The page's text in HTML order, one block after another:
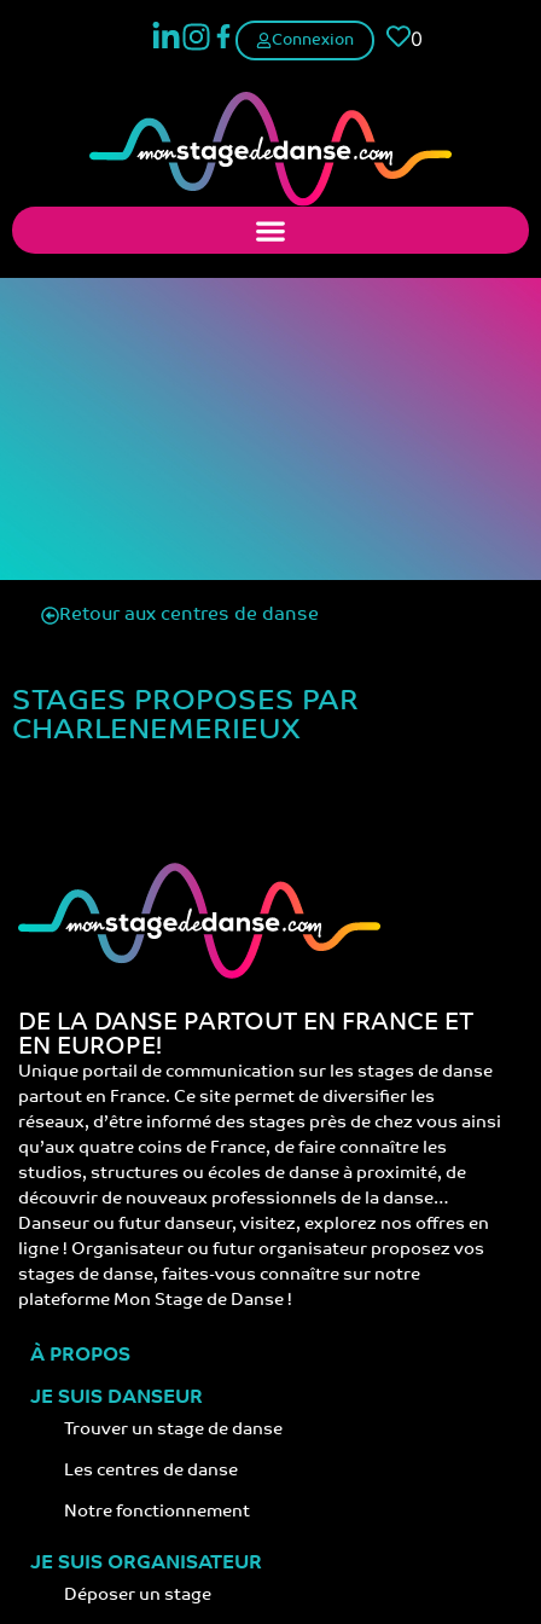
Connexion 0
Retour aux centres de danse
STAGES PROPOSES PAR
CHARLENEMERIEUX
DE LA DANSE PARTOUT EN FRANCE ET
EN EUROPE!
Unique portail de communication sur les stages de danse
partout en France. Ce site permet de diversifier les
réseaux, d’être informé des stages près de chez vous ainsi
qu’aux quatre coins de France, de faire connaître les
studios, structures ou écoles de danse à proximité, de
découvrir de nouveaux professionnels de la danse…
Danseur ou futur danseur, visitez, explorez nos offres en
ligne ! Organisateur ou futur organisateur proposez vos
stages de danse, faites-vous connaître sur notre
plateforme Mon Stage de Danse !
À PROPOS
JE SUIS DANSEUR
Trouver un stage de danse
Les centres de danse
Notre fonctionnement
JE SUIS ORGANISATEUR
Déposer un stage